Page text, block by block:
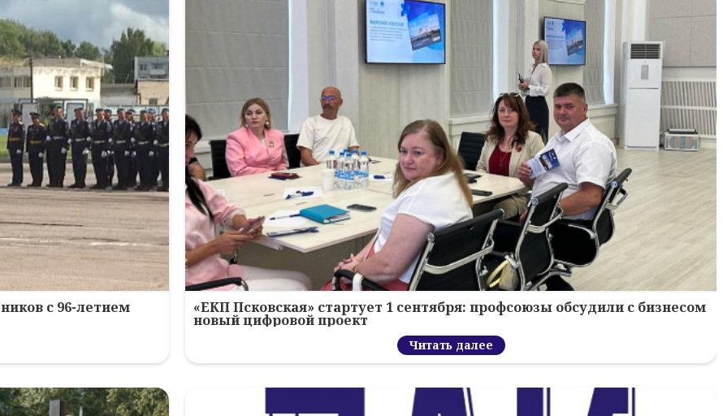
с 96-летием «ЕКП Псковская» стартует 1 сентября: профсоюзы обсудили с бизнесом
новый цифровой проект
Читать далее